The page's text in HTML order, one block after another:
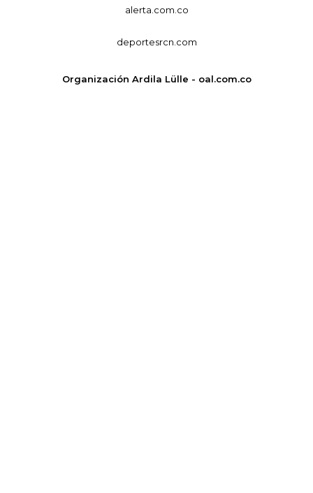
alerta.com.co
deportesrcn.com
Organización Ardila Lülle - oal.com.co